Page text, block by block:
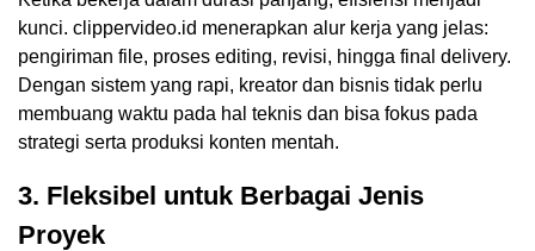
kunci. clippervideo.id menerapkan alur kerja yang jelas:
pengiriman file, proses editing, revisi, hingga final delivery.
Dengan sistem yang rapi, kreator dan bisnis tidak perlu
membuang waktu pada hal teknis dan bisa fokus pada
strategi serta produksi konten mentah.
3. Fleksibel untuk Berbagai Jenis
Proyek